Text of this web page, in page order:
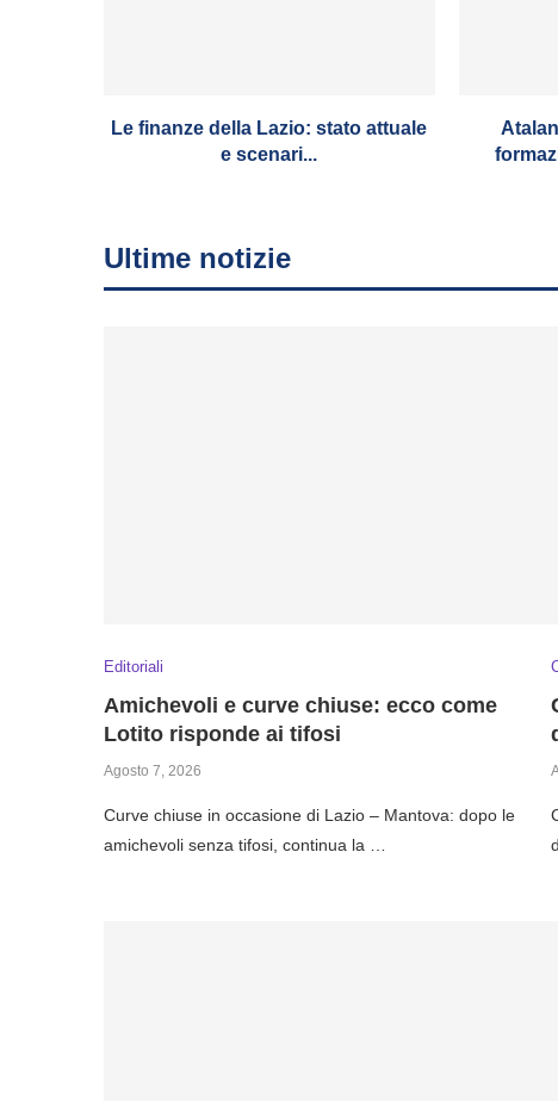
Le finanze della Lazio: stato attuale
e scenari...
Ultime notizie
Editoriali
Amichevoli e curve chiuse: ecco come
Lotito risponde ai tifosi
Agosto 7, 2026
Curve chiuse in occasione di Lazio – Mantova: dopo le
amichevoli senza tifosi, continua la …